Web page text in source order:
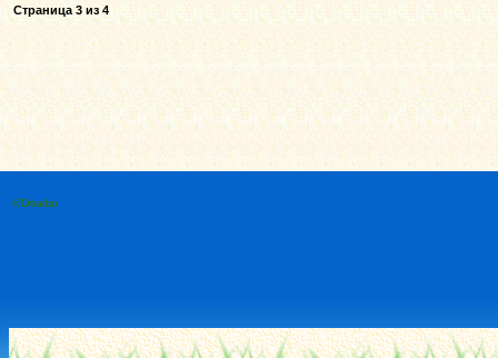
Страница 3из 4
© Dread.ru